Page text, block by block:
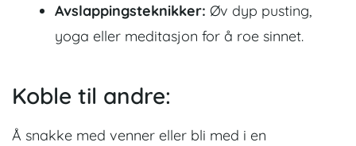
Avslappingsteknikker: Øv dyp pusting,
yoga eller meditasjon for å roe sinnet.
Koble til andre:
Å snakke med venner eller bli med i en